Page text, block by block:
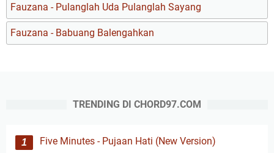
Fauzana - Pulanglah Uda Pulanglah Sayang
Fauzana - Babuang Balengahkan
TRENDING DI CHORD97.COM
Five Minutes - Pujaan Hati (New Version)